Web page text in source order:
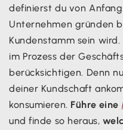
definierst du von
Unternehmen gründen
Kundenstamm sein
im Prozess der
berücksichtigen. Denn
deiner Kundschaft
konsumieren. Führe eine
und finde so heraus,